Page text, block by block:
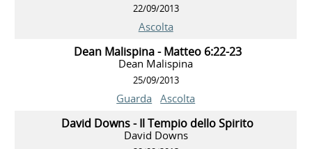
22/09/2013
Ascolta
Dean Malispina - Matteo 6:22-23
Dean Malispina
25/09/2013
Guarda Ascolta
David Downs - Il Tempio dello Spirito
David Downs